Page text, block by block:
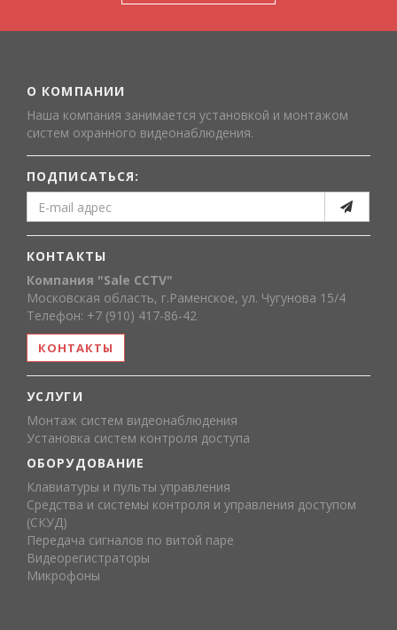
О КОМПАНИИ
Наша компания занимается установкой и монтажом
систем охранного видеонаблюдения.
ПОДПИСАТЬСЯ:
КОНТАКТЫ
Компания "Sale CCTV"
Московская область, г.Раменское, ул. Чугунова 15/4
Телефон: +7 (910) 417-86-42
КОНТАКТЫ
УСЛУГИ
Монтаж систем видеонаблюдения
Установка систем контроля доступа
ОБОРУДОВАНИЕ
Клавиатуры и пульты управления
Средства и системы контроля и управления доступом
(СКУД)
Передача сигналов по витой паре
Видеорегистраторы
Микрофоны